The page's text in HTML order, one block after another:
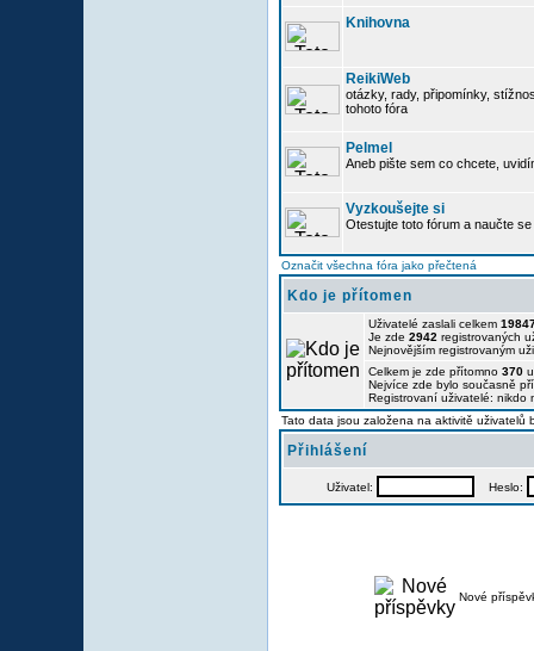
Knihovna
ReikiWeb
otázky, rady, připomínky,
tohoto fóra
Pelmel
Aneb pište sem co chcete,
Vyzkoušejte si
Otestujte toto fórum a naučte
Označit všechna fóra jako přečtená
Kdo je přítomen
Uživatelé zaslali celkem
Je zde 2942 registrovaných
Nejnovějším registrovaným
Celkem je zde přítomno 370
Nejvíce zde bylo současně
Registrovaní uživatelé: nikdo
Tato data jsou založena na aktivitě uživatelů
Přihlášení
Uživatel: Heslo:
Nové